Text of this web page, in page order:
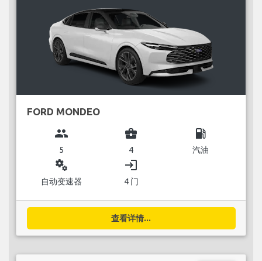
FORD MONDEO
group
5
business_center
4
local_gas_station
汽油
miscellaneous_services
自动变速器
login
4 门
查看详情...